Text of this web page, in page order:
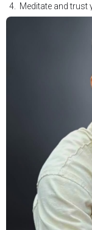
4. Meditate and trust
for self doubt.
5. Conduct yourself
championship fight.
6. It's ok to make a
make a call, make it
Know that it is not
fairness for the
what Tony Weeks
encapsulates it well.
#professionalboxing
#proboxingreferee
#Tonyweeks